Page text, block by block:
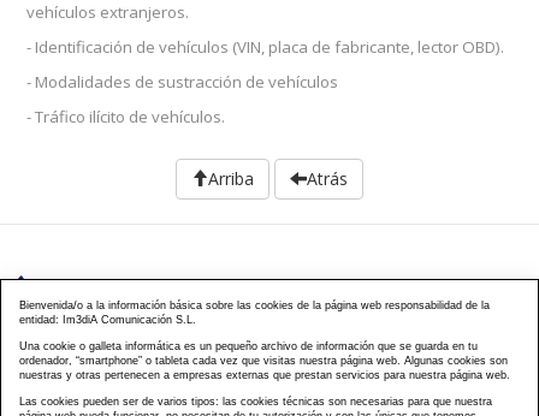
vehículos extranjeros.
- Identificación de vehículos (VIN, placa de fabricante, lector OBD).
- Modalidades de sustracción de vehículos
- Tráfico ilícito de vehículos.
Arriba Atrás
976 203 103
Calle Mayor, 40, CP 50001 - Zaragoza
cursos@famcp.org
Bienvenida/o a la información básica sobre las cookies de la página web responsabilidad de la
entidad: Im3diA Comunicación S.L.
Una cookie o galleta informática es un pequeño archivo de información que se guarda en tu
ordenador, “smartphone” o tableta cada vez que visitas nuestra página web. Algunas cookies son
nuestras y otras pertenecen a empresas externas que prestan servicios para nuestra página web.
Las cookies pueden ser de varios tipos: las cookies técnicas son necesarias para que nuestra